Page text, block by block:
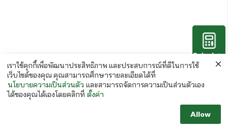
Calculate
Paper
เราใช้คุกกี้เพื่อพัฒนาประสิทธิภาพ และประสบการณ์ที่ดีในการใช้
เว็บไซต์ของคุณ คุณสามารถศึกษารายละเอียดได้ที่
นโยบายความเป็นส่วนตัว และสามารถจัดการความเป็นส่วนตัวเอง
ได้ของคุณได้เองโดยคลิกที่ ตั้งค่า
Allow